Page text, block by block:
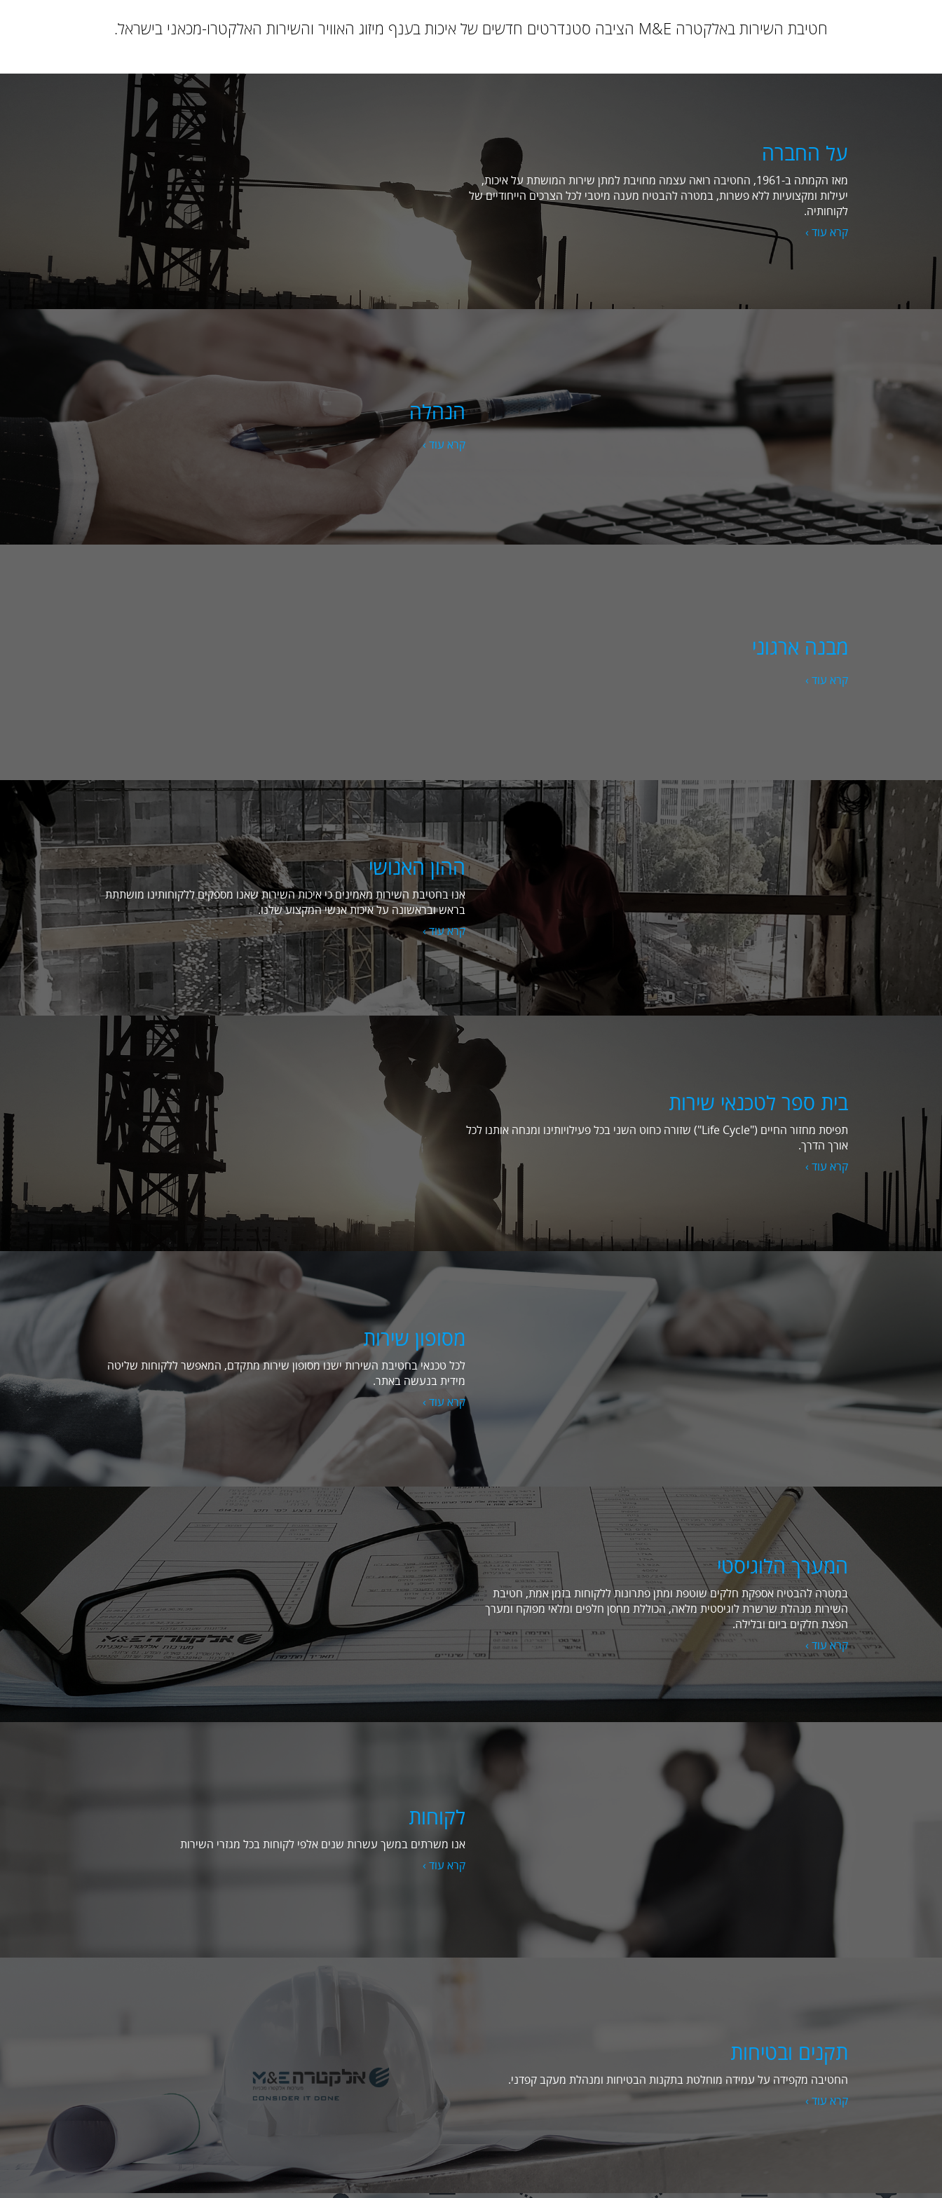
חטיבת השירות באלקטרה M&E הציבה סטנדרטים חדשים של איכות בענף מיזוג האוויר והשירות האלקטרו-מכאני בישראל.
על החברה
מאז הקמתה ב-1961, החטיבה רואה עצמה מחויבת למתן שירות המושתת על איכות,
יעילות ומקצועיות ללא פשרות, במטרה להבטיח מענה מיטבי לכל הצרכים הייחודיים של
לקוחותיה.
קרא עוד ›
הנהלה
קרא עוד ›
מבנה ארגוני
קרא עוד ›
ההון האנושי
אנו בחטיבת השירות מאמינים כי איכות השירות שאנו מספקים ללקוחותינו מושתתת
בראש ובראשונה על איכות אנשי המקצוע שלנו.
קרא עוד ›
בית ספר לטכנאי שירות
תפיסת מחזור החיים ("Life Cycle") שזורה כחוט השני בכל פעילויותינו ומנחה אותנו לכל
אורך הדרך.
קרא עוד ›
מסופון שירות
לכל טכנאי בחטיבת השירות ישנו מסופון שירות מתקדם, המאפשר ללקוחות שליטה
מידית בנעשה באתר.
קרא עוד ›
המערך הלוגיסטי
במטרה להבטיח אספקת חלקים שוטפת ומתן פתרונות ללקוחות בזמן אמת, חטיבת
השירות מנהלת שרשרת לוגיסטית מלאה, הכוללת מחסן חלפים ומלאי מפוקח ומערך
הפצת חלקים ביום ובלילה.
קרא עוד ›
לקוחות
אנו משרתים במשך עשרות שנים אלפי לקוחות בכל מגזרי השירות
קרא עוד ›
תקנים ובטיחות
החטיבה מקפידה על עמידה מוחלטת בתקנות הבטיחות ומנהלת מעקב קפדני.
קרא עוד ›